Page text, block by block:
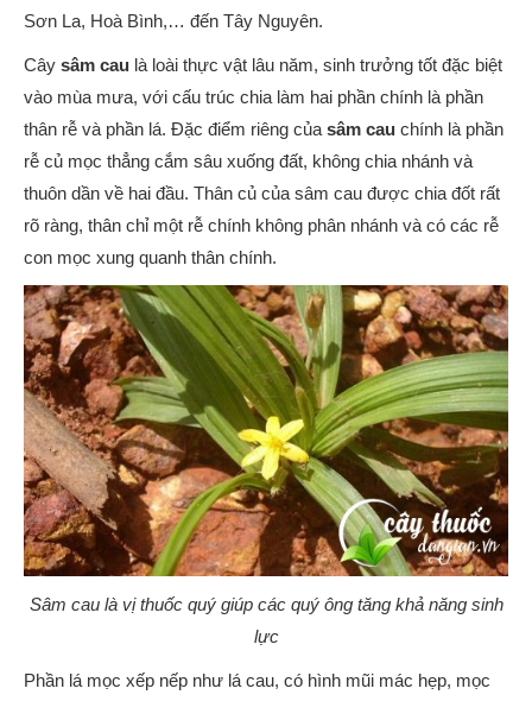
Sơn La, Hoà Bình,… đến Tây Nguyên.
Cây sâm cau là loài thực vật lâu năm, sinh trưởng tốt đặc biệt
vào mùa mưa, với cấu trúc chia làm hai phần chính là phần
thân rễ và phần lá. Đặc điểm riêng của sâm cau chính là phần
rễ củ mọc thẳng cắm sâu xuống đất, không chia nhánh và
thuôn dần về hai đầu. Thân củ của sâm cau được chia đốt rất
rõ ràng, thân chỉ một rễ chính không phân nhánh và có các rễ
con mọc xung quanh thân chính.
Sâm cau là vị thuốc quý giúp các quý ông tăng khả năng sinh
lực
Phần lá mọc xếp nếp như lá cau, có hình mũi mác hẹp, mọc